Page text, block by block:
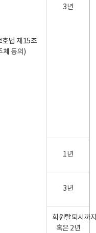
호법 제15조
체 동의)
3년
1년
3년
회원탈퇴시까
혹은 2년